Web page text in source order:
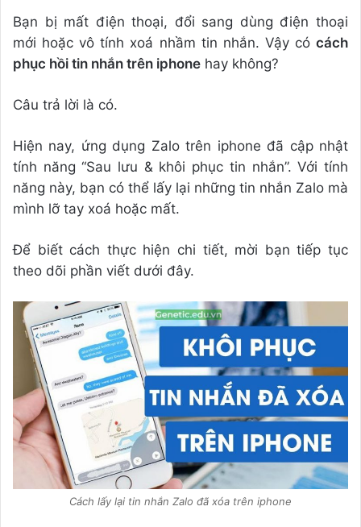
Bạn bị mất điện thoại, đổi sang dùng điện thoại
mới hoặc vô tính xoá nhầm tin nhắn. Vậy có cách
phục hồi tin nhắn trên iphone hay không?
Câu trả lời là có.
Hiện nay, ứng dụng Zalo trên iphone đã cập nhật
tính năng “Sau lưu & khôi phục tin nhắn”. Với tính
năng này, bạn có thể lấy lại những tin nhắn Zalo mà
mình lỡ tay xoá hoặc mất.
Để biết cách thực hiện chi tiết, mời bạn tiếp tục
theo dõi phần viết dưới đây.
Cách lấy lại tin nhắn Zalo đã xóa trên iphone